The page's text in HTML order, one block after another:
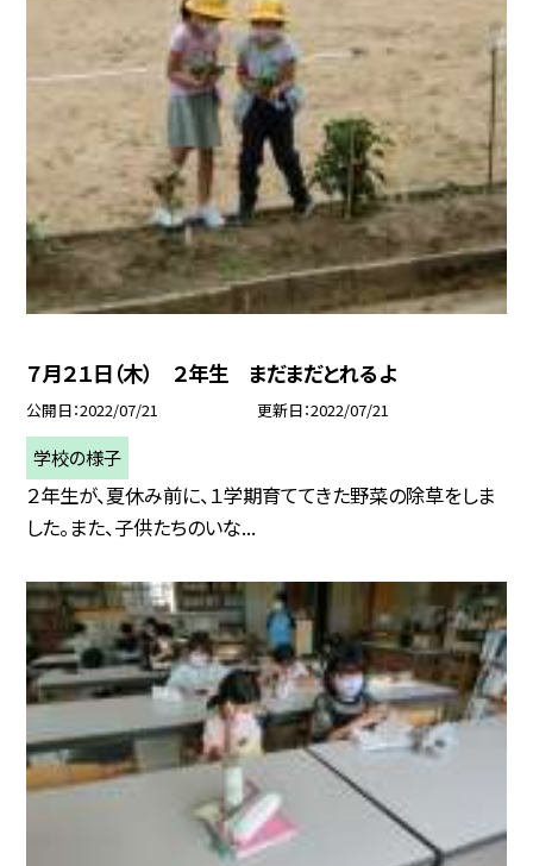
７月２１日（木） ２年生 まだまだとれるよ
公開日 2022/07/21 更新日 2022/07/21
学校の様子
２年生が、夏休み前に、１学期育ててきた野菜の除草をしま
した。また、子供たちのいな...